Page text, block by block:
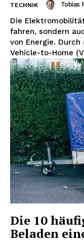
Inhalte
TECHNIK Tobias
Die
fahren, sondern
von Energie.
Vehicle-to-Home
Die 10
Beladen